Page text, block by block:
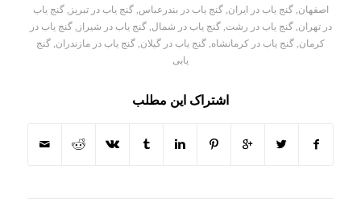
اصفهان, گنج یاب در ایران, گنج یاب در بندرعباس, گنج یاب در تبریز , گنج یاب
در تهران, گنج یاب در رشت, گنج یاب در شمال, گنج یاب در شیراز , گنج یاب در
کرمان, گنج یاب در کرمانشاه, گنج یاب در گیلان, گنج یاب در مازندران, گنج
یابی
اشتراک این مطلب